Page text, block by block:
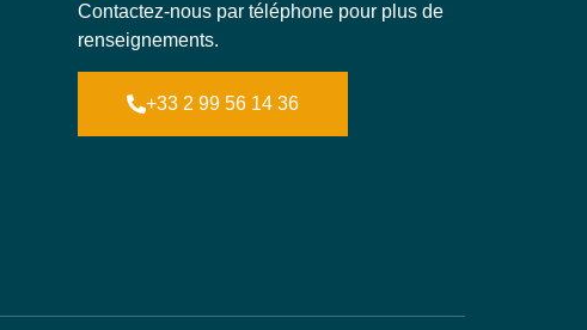
Contactez-nous par téléphone pour plus de
renseignements.
+33 2 99 56 14 36